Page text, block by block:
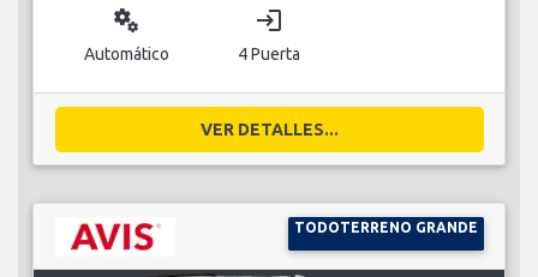
miscellaneous_services
Automático
login
4 Puerta
VER DETALLES...
TODOTERRENO GRANDE